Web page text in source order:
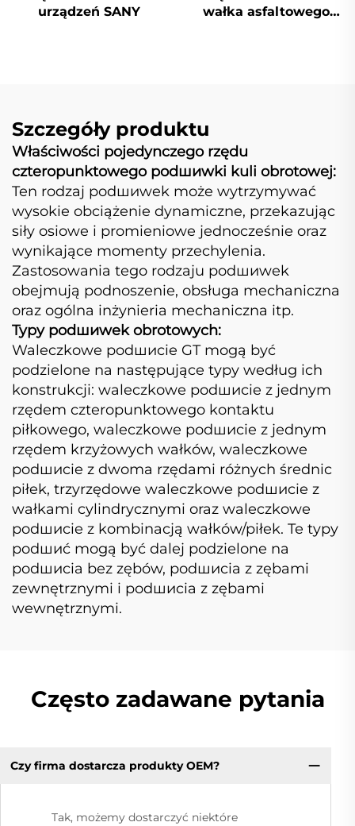
urządzeń SANY
wałka asfaltowego
Szczegóły produktu
Właściwości pojedynczego rzędu
czteropunktowego podшиwki kuli obrotowej:
Ten rodzaj podшиwek może wytrzymywać
wysokie obciążenie dynamiczne, przekazując
siły osiowe i promieniowe jednocześnie oraz
wynikające momenty przechylenia.
Zastosowania tego rodzaju podшиwek
obejmują podnoszenie, obsługa mechaniczna
oraz ogólna inżynieria mechaniczna itp.
Typy podшиwek obrotowych:
Waleczkowe podшиcie GT mogą być
podzielone na następujące typy według ich
konstrukcji: waleczkowe podшиcie z jednym
rzędem czteropunktowego kontaktu
piłkowego, waleczkowe podшиcie z jednym
rzędem krzyżowych wałków, waleczkowe
podшиcie z dwoma rzędami różnych średnic
piłek, trzyrzędowe waleczkowe podшиcie z
wałkami cylindrycznymi oraz waleczkowe
podшиcie z kombinacją wałków/piłek. Te typy
podшиć mogą być dalej podzielone na
podшиcia bez zębów, podшиcia z zębami
zewnętrznymi i podшиcia z zębami
wewnętrznymi.
Często zadawane pytania
Czy firma dostarcza produkty OEM?
Tak, możemy dostarczyć niektóre